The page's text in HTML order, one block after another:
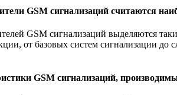
GSM сигнализаций считаются
GSM сигнализаций выделяются
от базовых систем сигнализации до
GSM сигнализаций,